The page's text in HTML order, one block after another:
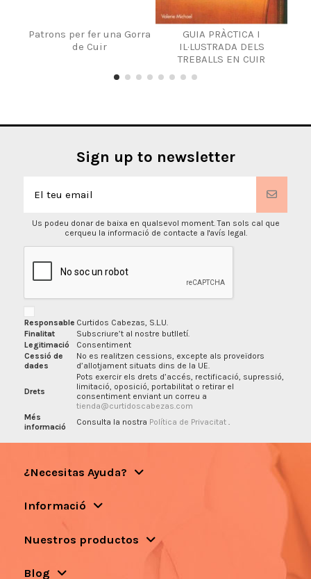
Patrons per fer una Gorra
de Cuir
GUIA PRÀCTICA I
IL·LUSTRADA DELS
TREBALLS EN CUIR
Sign up to newsletter
Us podeu donar de baixa en qualsevol moment. Tan sols cal que
cerqueu la informació de contacte a l'avís legal.
Responsable Curtidos Cabezas, S.L.U.
Finalitat
Subscriure’t al nostre butlletí.
Legitimació
Consentiment
Cessió de
dades
No es realitzen cessions, excepte als proveïdors
d’allotjament situats dins de la UE.
Drets
Pots exercir els drets d’accés, rectificació, supressió,
limitació, oposició, portabilitat o retirar el
consentiment enviant un correu a
tienda@curtidoscabezas.com
Més
informació
Consulta la nostra Política de Privacitat
¿Necesitas Ayuda?
Informació
Nuestros productos
Blog